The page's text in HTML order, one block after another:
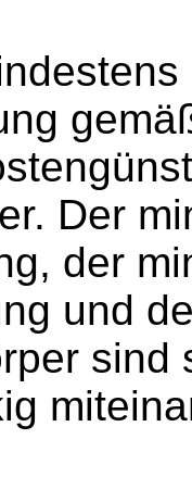
Der
der
und
sind